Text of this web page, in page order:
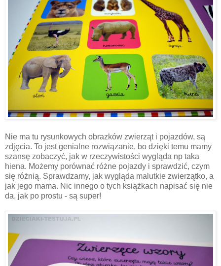
Nie ma tu rysunkowych obrazków zwierząt i pojazdów, są
zdjęcia. To jest genialne rozwiązanie, bo dzięki temu mamy
szansę zobaczyć, jak w rzeczywistości wygląda np taka
hiena. Możemy porównać różne pojazdy i sprawdzić, czym
się różnią. Sprawdzamy, jak wygląda malutkie zwierzątko, a
jak jego mama. Nic innego o tych książkach napisać się nie
da, jak po prostu - są super!